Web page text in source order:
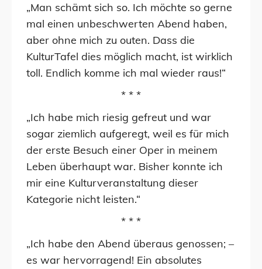
„Man schämt sich so. Ich möchte so gerne
mal einen unbeschwerten Abend haben,
aber ohne mich zu outen. Dass die
KulturTafel dies möglich macht, ist wirklich
toll. Endlich komme ich mal wieder raus!“
* * *
„Ich habe mich riesig gefreut und war
sogar ziemlich aufgeregt, weil es für mich
der erste Besuch einer Oper in meinem
Leben überhaupt war. Bisher konnte ich
mir eine Kulturveranstaltung dieser
Kategorie nicht leisten.“
* * *
„Ich habe den Abend überaus genossen; –
es war hervorragend! Ein absolutes